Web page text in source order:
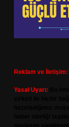
Reklam ve İletişim:
Yasal Uyarı: